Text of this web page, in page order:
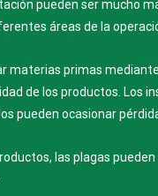
pueden ser mucho
áreas de la
materias primas
de los productos. Los
pueden ocasionar
las plagas